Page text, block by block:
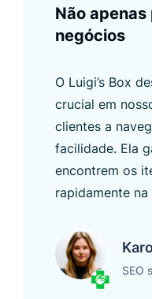
Não
negócios
O Luigi’s Box
crucial em
clientes a
facilidade. Ela
encontrem os
rapidamente na
SEO